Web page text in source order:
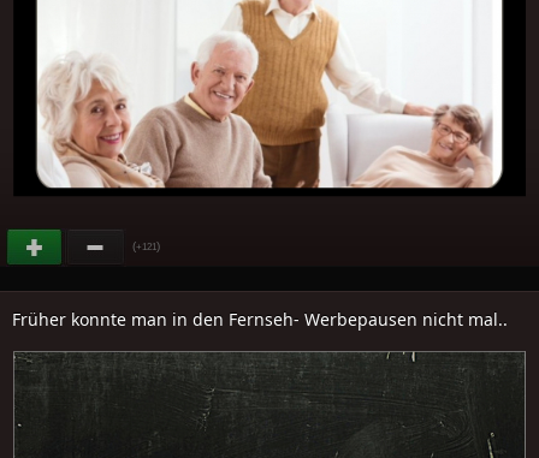
(+121)
Früher konnte man in den Fernseh- Werbepausen nicht mal..